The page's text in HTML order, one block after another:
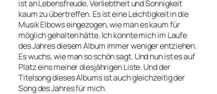
ist an Lebensfreude, Verliebtheit und Sonnigkeit
kaum zu übertreffen. Es ist eine Leichtigkeit in die
Musik Elbows eingezogen, wie man es kaum für
möglich gehalten hätte. Ich konnte mich im Laufe
des Jahres diesem Album immer weniger entziehen.
Es wuchs, wie man so schön sagt. Und nun ist es auf
Platz eins meiner diesjährigen Liste. Und der
Titelsong dieses Albums ist auch gleichzeitig der
Song des Jahres für mich.